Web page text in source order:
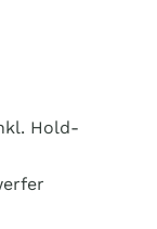
Hold-